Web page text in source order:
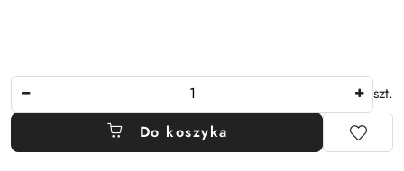
szt.
Do koszyka